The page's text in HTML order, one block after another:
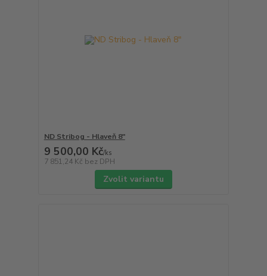
ND Stribog - Hlaveň 8"
9 500,00 Kč/ks
7 851,24 Kč bez DPH
Zvolit variantu